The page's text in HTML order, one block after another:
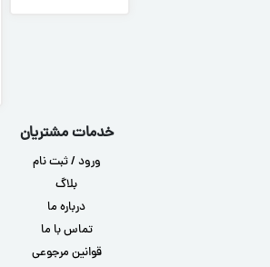
خدمات مشتریان
ورود / ثبت نام
بلاگ
درباره ما
تماس با ما
قوانین مرجوعی